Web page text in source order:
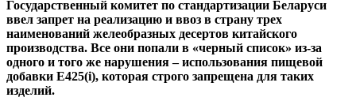
Государственный комитет по стандартизации Беларуси
ввел запрет на реализацию и ввоз в страну трех
наименований желеобразных десертов китайского
производства. Все они попали в «черный список» из-за
одного и того же нарушения – использования пищевой
добавки Е425(i), которая строго запрещена для таких
изделий.